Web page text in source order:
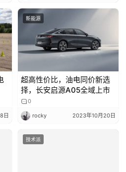
日
新能源
超高性价比，油电同价新选
择，长安启源A05全域上市
0
rocky 2023年10月20日
技术派